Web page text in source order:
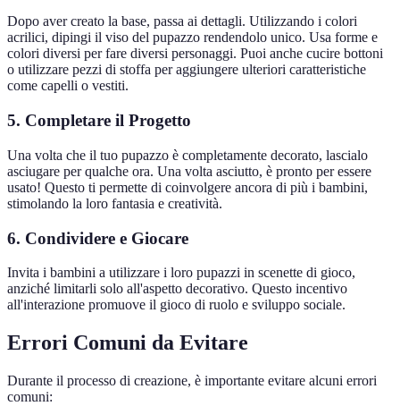
Dopo aver creato la base, passa ai dettagli. Utilizzando i colori
acrilici, dipingi il viso del pupazzo rendendolo unico. Usa forme e
colori diversi per fare diversi personaggi. Puoi anche cucire bottoni
o utilizzare pezzi di stoffa per aggiungere ulteriori caratteristiche
come capelli o vestiti.
5. Completare il Progetto
Una volta che il tuo pupazzo è completamente decorato, lascialo
asciugare per qualche ora. Una volta asciutto, è pronto per essere
usato! Questo ti permette di coinvolgere ancora di più i bambini,
stimolando la loro fantasia e creatività.
6. Condividere e Giocare
Invita i bambini a utilizzare i loro pupazzi in scenette di gioco,
anziché limitarli solo all'aspetto decorativo. Questo incentivo
all'interazione promuove il gioco di ruolo e sviluppo sociale.
Errori Comuni da Evitare
Durante il processo di creazione, è importante evitare alcuni errori
comuni: